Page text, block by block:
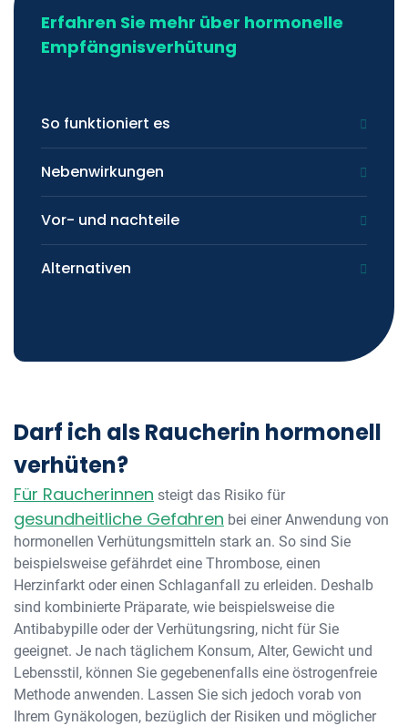
Erfahren Sie mehr über hormonelle
Empfängnisverhütung
So funktioniert es
Nebenwirkungen
Vor- und nachteile
Alternativen
Darf ich als Raucherin hormonell
verhüten?
Für Raucherinnen steigt das Risiko für
gesundheitliche Gefahren bei einer Anwendung von
hormonellen Verhütungsmitteln stark an. So sind Sie
beispielsweise gefährdet eine Thrombose, einen
Herzinfarkt oder einen Schlaganfall zu erleiden. Deshalb
sind kombinierte Präparate, wie beispielsweise die
Antibabypille oder der Verhütungsring, nicht für Sie
geeignet. Je nach täglichem Konsum, Alter, Gewicht und
Lebensstil, können Sie gegebenenfalls eine östrogenfreie
Methode anwenden. Lassen Sie sich jedoch vorab von
Ihrem Gynäkologen, bezüglich der Risiken und möglicher